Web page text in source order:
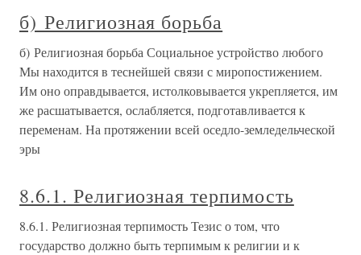
б) Религиозная борьба
б) Религиозная борьба Социальное устройство любого
Мы находится в теснейшей связи с миропостижением.
Им оно оправдывается, истолковывается укрепляется, им
же расшатывается, ослабляется, подготавливается к
переменам. На протяжении всей оседло-земледельческой
эры
8.6.1. Религиозная терпимость
8.6.1. Религиозная терпимость Тезис о том, что
государство должно быть терпимым к религии и к